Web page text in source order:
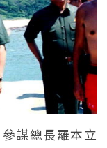
謀總長羅本立